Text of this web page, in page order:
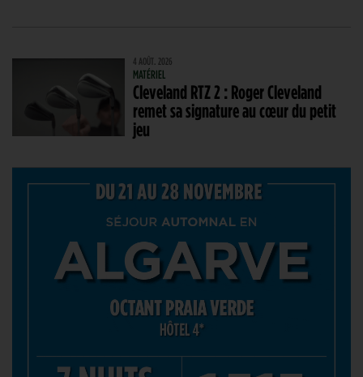
4 AOÛT. 2026
MATÉRIEL
Cleveland RTZ 2 : Roger Cleveland
remet sa signature au cœur du petit
jeu